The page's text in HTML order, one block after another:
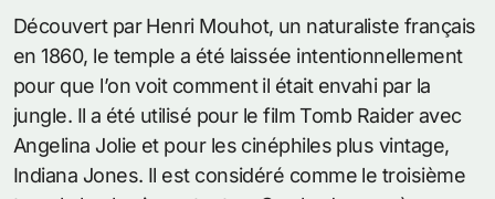
Découvert par Henri Mouhot, un naturaliste français
en 1860, le temple a été laissée intentionnellement
pour que l’on voit comment il était envahi par la
jungle. Il a été utilisé pour le film Tomb Raider avec
Angelina Jolie et pour les cinéphiles plus vintage,
Indiana Jones. Il est considéré comme le troisième